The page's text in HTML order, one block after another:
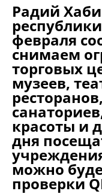
Радий
февраля
снимаем
торговых
музеев,
красоты и
дня
можно
проверки